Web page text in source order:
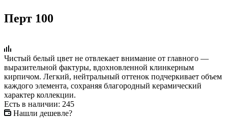
Перт 100
Чистый белый цвет не отвлекает внимание от главного —
выразительной фактуры, вдохновленной клинкерным
кирпичом. Легкий, нейтральный оттенок подчеркивает объем
каждого элемента, сохраняя благородный керамический
характер коллекции.
Есть в наличии: 245
Нашли дешевле?